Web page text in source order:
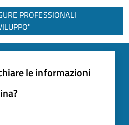
PROFESSIONALI
le informazioni